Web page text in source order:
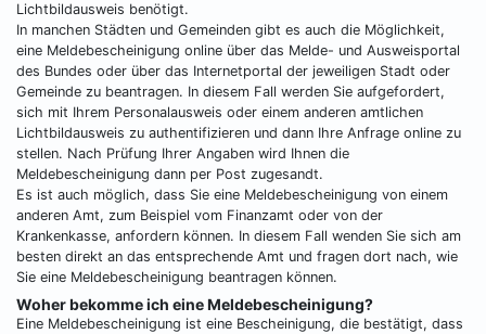
Lichtbildausweis benötigt.
In manchen Städten und Gemeinden gibt es auch die Möglichkeit,
eine Meldebescheinigung online über das Melde- und Ausweisportal
des Bundes oder über das Internetportal der jeweiligen Stadt oder
Gemeinde zu beantragen. In diesem Fall werden Sie aufgefordert,
sich mit Ihrem Personalausweis oder einem anderen amtlichen
Lichtbildausweis zu authentifizieren und dann Ihre Anfrage online zu
stellen. Nach Prüfung Ihrer Angaben wird Ihnen die
Meldebescheinigung dann per Post zugesandt.
Es ist auch möglich, dass Sie eine Meldebescheinigung von einem
anderen Amt, zum Beispiel vom Finanzamt oder von der
Krankenkasse, anfordern können. In diesem Fall wenden Sie sich am
besten direkt an das entsprechende Amt und fragen dort nach, wie
Sie eine Meldebescheinigung beantragen können.
Woher bekomme ich eine Meldebescheinigung?
Eine Meldebescheinigung ist eine Bescheinigung, die bestätigt, dass